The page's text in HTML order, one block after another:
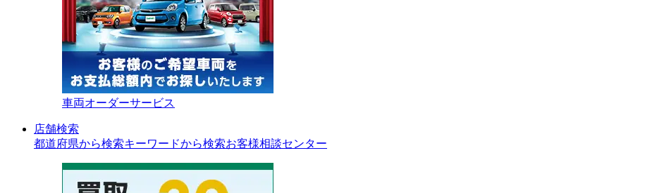
車両オーダーサービス
店舗検索
都道府県から検索キーワードから検索お客様相談センター